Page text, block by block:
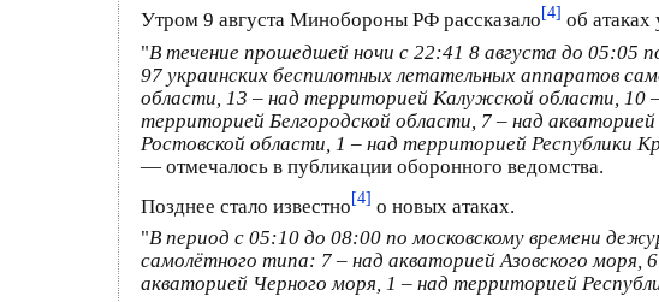
Утром 9 августа Минобороны РФ рассказало[4] об атаках
"В течение прошедшей ночи с 22:41 8 августа до 05:05
97 украинских беспилотных летательных аппаратов
области, 13 – над территорией Калужской области, 10
территорией Белгородской области, 7 – над
Ростовской области, 1 – над территорией Республики
— отмечалось в публикации оборонного ведомства.
Позднее стало известно[4] о новых атаках.
"В период с 05:10 до 08:00 по московскому времени
самолётного типа: 7 – над акваторией Азовского
акваторией Черного моря, 1 – над территорией